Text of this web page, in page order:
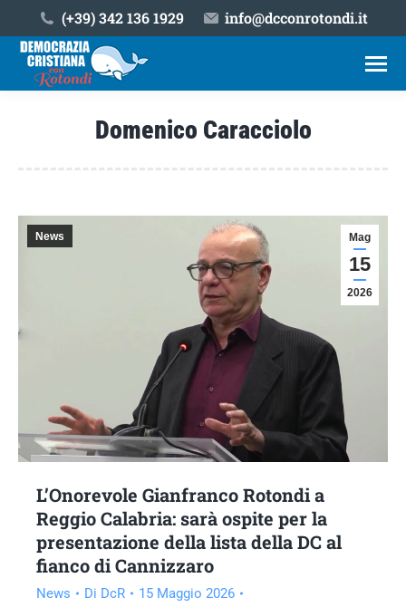
(+39) ‎342 136 1929 info@dcconrotondi.it
Domenico Caracciolo
Mag
15
2026
News
L’Onorevole Gianfranco Rotondi a
Reggio Calabria: sarà ospite per la
presentazione della lista della DC al
fianco di Cannizzaro
News Di DcR
15 Maggio 2026